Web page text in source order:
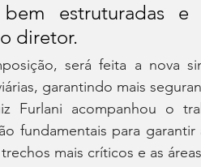
bem estruturadas
diretor.
será feita a nova
garantindo mais
Furlani acompanhou o
fundamentais para
mais críticos e as